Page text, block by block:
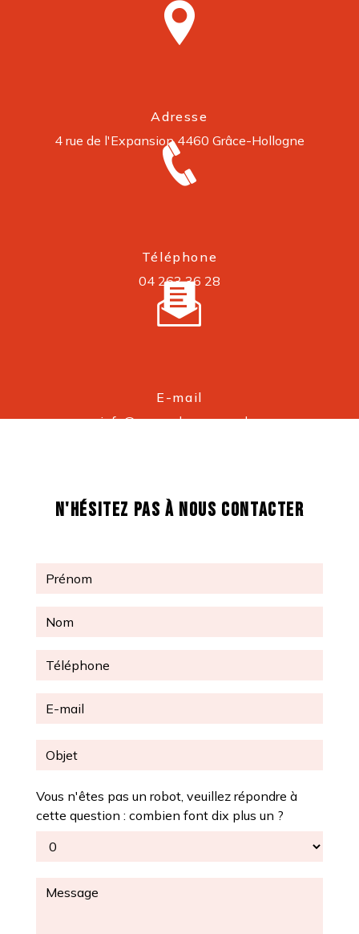
Adresse
4 rue de l'Expansion 4460 Grâce-Hollogne
Téléphone
04 263 36 28
E-mail
info@cronosdepannage.be
N'HÉSITEZ PAS À NOUS CONTACTER
Vous n'êtes pas un robot, veuillez répondre à
cette question : combien font dix plus un ?